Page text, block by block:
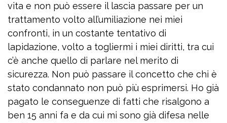
vita e non può essere il lascia passare per un
trattamento volto all’umiliazione nei miei
confronti, in un costante tentativo di
lapidazione, volto a togliermi i miei diritti, tra cui
c’è anche quello di parlare nel merito di
sicurezza. Non può passare il concetto che chi è
stato condannato non può più esprimersi. Ho già
pagato le conseguenze di fatti che risalgono a
ben 15 anni fa e da cui mi sono già difesa nelle